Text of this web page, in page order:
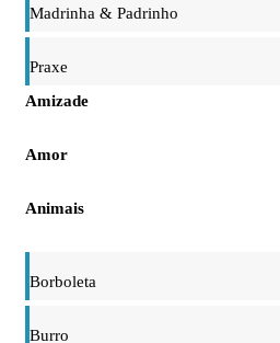
Madrinha & Padrinho
Praxe
Amizade
Amor
Animais
Borboleta
Burro